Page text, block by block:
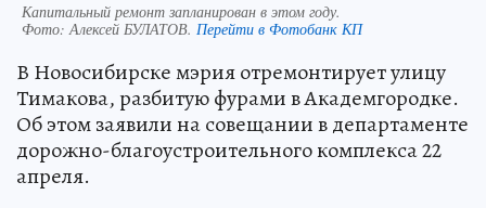
Капитальный ремонт запланирован в этом году.
Фото:Алексей БУЛАТОВ. Перейти в Фотобанк КП
В Новосибирске мэрия отремонтирует улицу
Тимакова, разбитую фурами в Академгородке.
Об этом заявили на совещании в департаменте
дорожно-благоустроительного комплекса 22
апреля.